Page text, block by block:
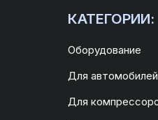
КАТЕГОРИИ:
Оборудование
Для автомобилей
Для